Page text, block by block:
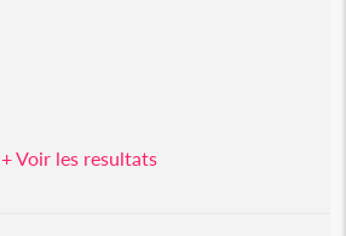
+ Voir les resultats